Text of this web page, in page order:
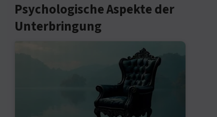
Psychologische Aspekte der
Unterbringung